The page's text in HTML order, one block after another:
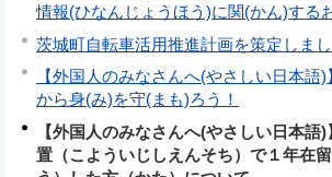
情報(ひなんじょうほう)に関(かん)する
茨城町自転車活用推進計画を策定しまし
【外国人のみなさんへ(やさしい日本語
から身(み)を守(まも)ろう！
【外国人のみなさんへ(やさしい日本語
置（こよういじしえんそち）で１年在